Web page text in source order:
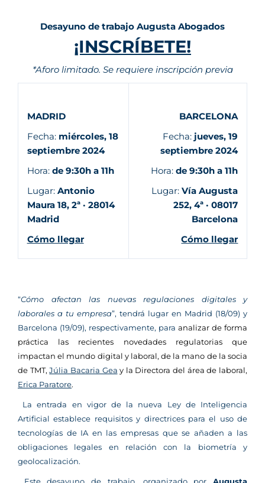
Desayuno de trabajo Augusta Abogados
¡INSCRÍBETE!
*Aforo limitado. Se requiere inscripción previa
MADRID
Fecha:miércoles, 18
septiembre 2024
Hora: de 9:30h a 11h
Lugar: Antonio
Maura 18, 2ª · 28014
Madrid
Cómo llegar
BARCELONA
Fecha: jueves, 19
septiembre 2024
Hora:de 9:30h a 11h
Lugar: Vía Augusta
252, 4ª · 08017
Barcelona
Cómo llegar
“Cómo afectan las nuevas regulaciones digitales y
laborales a tu empresa”, tendrá lugar en Madrid (18/09) y
Barcelona (19/09), respectivamente, para analizar de forma
práctica las recientes novedades regulatorias que
impactan el mundo digital y laboral, de la mano de la socia
de TMT,Júlia Bacaria Gea y la Directora del área de laboral,
Erica Paratore.
La entrada en vigor de la nueva Ley de Inteligencia
Artificial establece requisitos y directrices para el uso de
tecnologías de IA en las empresas que se añaden a las
obligaciones legales en relación con la biometría y
geolocalización.
Este desayuno de trabajo, organizado porAugusta